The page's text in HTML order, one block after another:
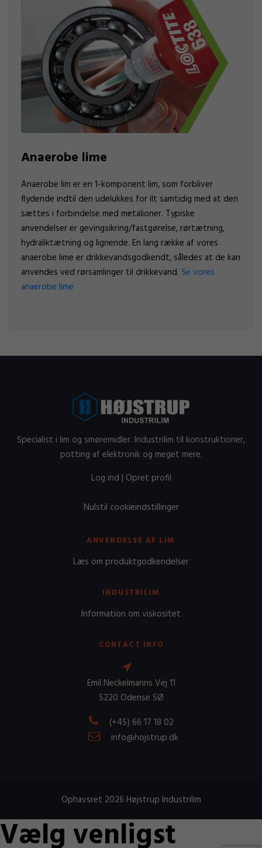
Anaerobe lime
Anaerobe lim er en 1-komponent lim, som forbliver
flydende indtil den udelukkes for ilt samtidig med at den
sættes i forbindelse med metalioner. Typiske
anvendelser er gevingsikring/fastgørelse, rørtætning,
hydraliktætning og lignende. En lang række af vores
anaerobe lime er drikkevandsgodkendt, således at de kan
anvendes ved rørsamlinger til drikkevand. Se vores
anaerobe lime
Specialist i lim og smøremidler. Industrilim til konstruktioner,
potting af elektronik og meget mere.
Log ind | Opret profil
Nulstil cookieindstillinger
ANVENDELSE AF LIM
Læs om produktgodkendelser
INDUSTRILIM
Information om viskositet
CONTACT INFO
Emil Neckelmanns Vej 11
5220 Odense SØ
(+45) 66 17 18 02
info@hojstrup.dk
Ophavsret 2026 Højstrup Industrilim
Vælg venligst